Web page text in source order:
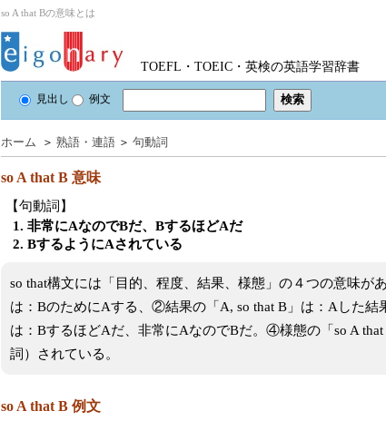
so A that Bの意味とは
TOEFL・TOEIC・英検の英語学習辞書
見出し 例文
ホーム ＞ 熟語・連語 ＞ 句動詞
so A that B 意味
【句動詞】
1. 非常にAなのでBだ、BするほどAだ
2. BするようにAされている
so that構文には「目的、程度、結果、様態」の４つの意味が
は：BのためにAする、②結果の「A, so that B」は：Aした結
は：BするほどAだ、非常にAなのでBだ。④様態の「so A
詞）されている。
so A that B 例文